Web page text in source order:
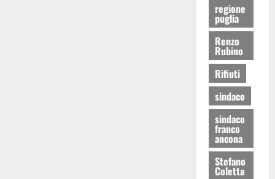
regione
puglia
Renzo
Rubino
Rifiuti
sindaco
sindaco
franco
ancona
Stefano
Coletta